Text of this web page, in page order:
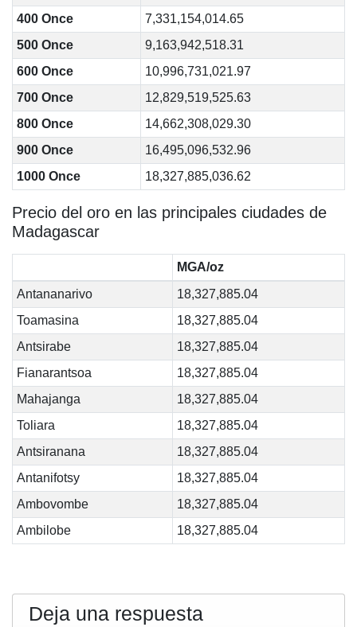
400 Once
7,331,154,014.65
500 Once
9,163,942,518.31
600 Once
10,996,731,021.97
700 Once
12,829,519,525.63
800 Once
14,662,308,029.30
900 Once
16,495,096,532.96
1000 Once
18,327,885,036.62
Precio del oro en las principales ciudades de
Madagascar
MGA/oz
Antananarivo
18,327,885.04
Toamasina
18,327,885.04
Antsirabe
18,327,885.04
Fianarantsoa
18,327,885.04
Mahajanga
18,327,885.04
Toliara
18,327,885.04
Antsiranana
18,327,885.04
Antanifotsy
18,327,885.04
Ambovombe
18,327,885.04
Ambilobe
18,327,885.04
Deja una respuesta